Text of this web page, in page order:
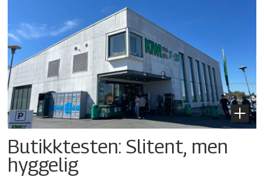
Butikktesten: Slitent, men
hyggelig